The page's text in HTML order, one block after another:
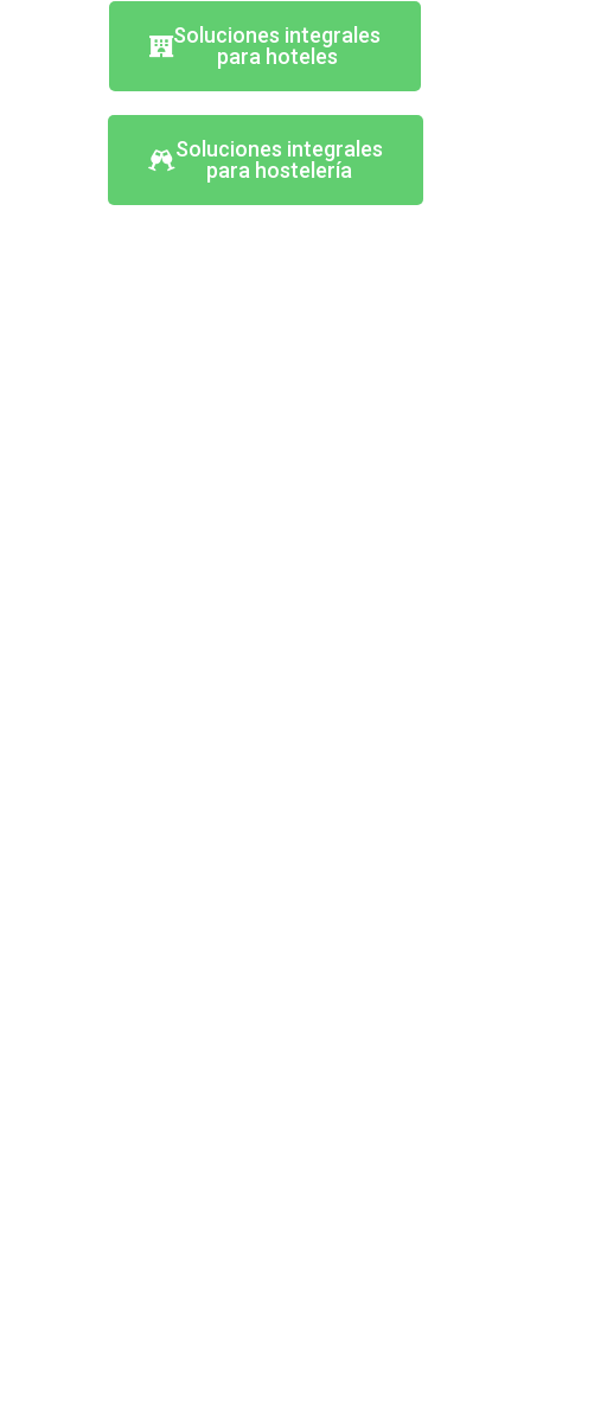
Soluciones integrales
para hoteles
Soluciones integrales
para hostelería